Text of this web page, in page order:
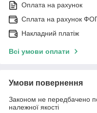
Оплата на рахунок
Сплата на рахунок
Накладний платіж
Всі умови оплати
Умови повернення
Законом не передбачено
належної якості